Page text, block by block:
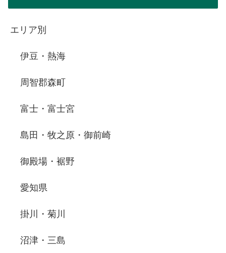
エリア別
伊豆・熱海
周智郡森町
富士・富士宮
島田・牧之原・御前崎
御殿場・裾野
愛知県
掛川・菊川
沼津・三島